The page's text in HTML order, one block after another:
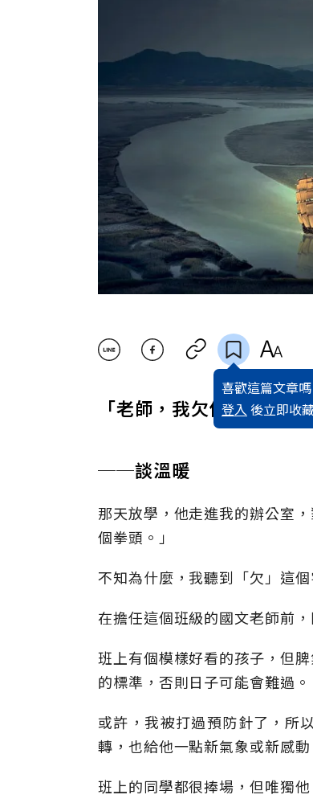
喜歡這篇文章
登入 後立即收
「老師，我欠你一個拳頭
──談溫暖
那天放學，他走進我的辦公室
個拳頭。」
不知為什麼，我聽到「欠」這個
在擔任這個班級的國文老師前
班上有個模樣好看的孩子，但
的標準，否則日子可能會難過。
或許，我被打過預防針了，所
轉，也給他一點新氣象或新感動
班上的同學都很捧場，但唯獨他